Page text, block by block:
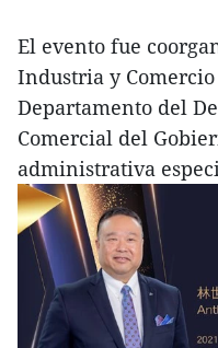
El evento fue
Industria y
Departamento del
Comercial del
administrativa